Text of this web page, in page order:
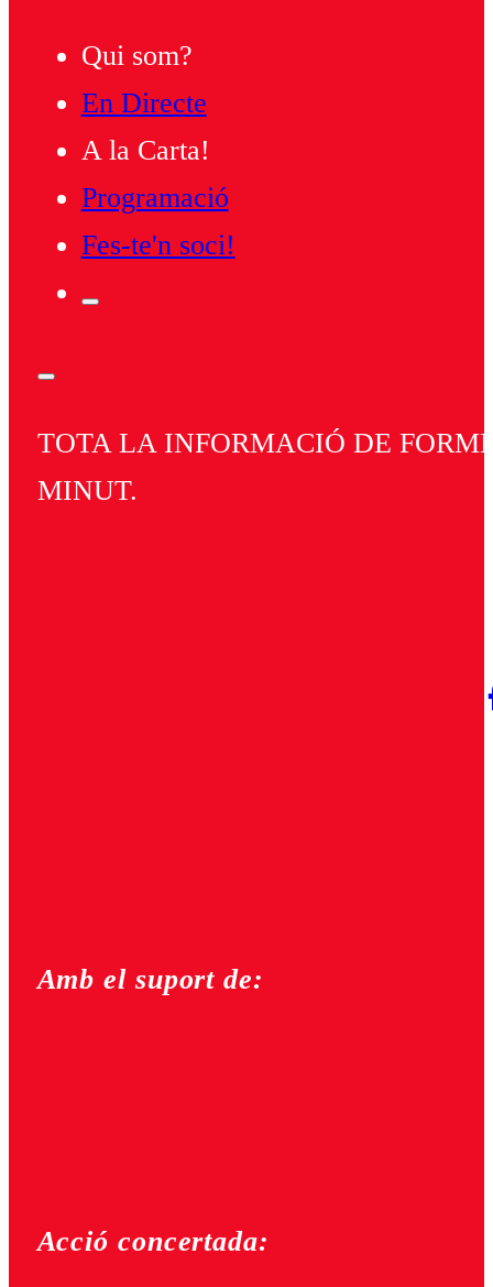
Qui som?
En Directe
A la Carta!
Programació
Fes-te'n soci!
TOTA LA INFORMACIÓ DE
MINUT.
Amb el suport de:
Acció concertada: